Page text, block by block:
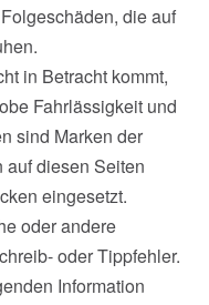
die auf
in Betracht kommt,
Fahrlässigkeit und
sind Marken der
diesen Seiten
eingesetzt.
oder andere
oder Tippfehler.
Information